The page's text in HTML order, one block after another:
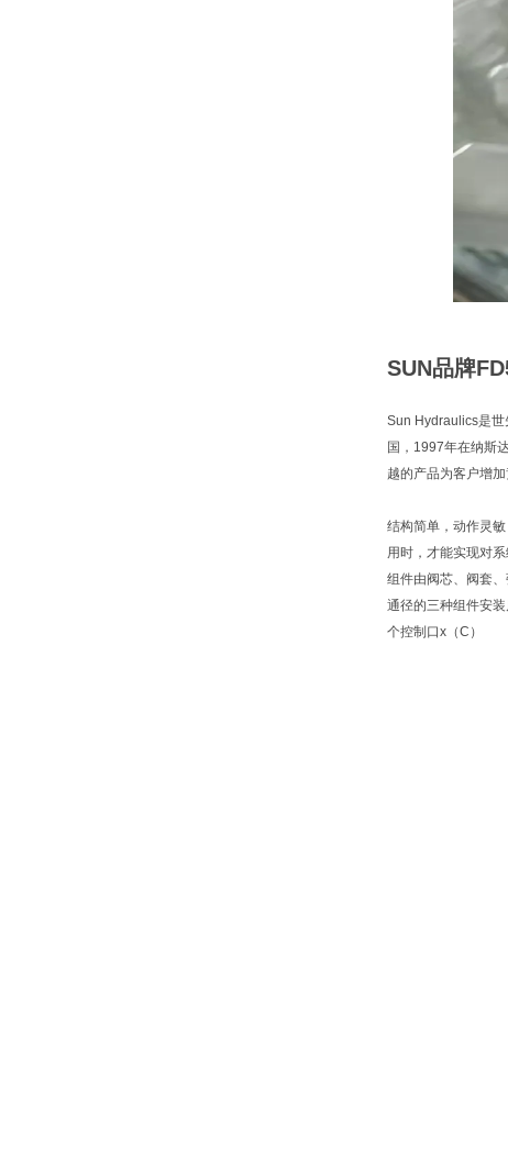
SUN品牌
Sun Hydraulics是世
国，1997年在纳斯
越的产品为客户增
结构简单，动作灵
用时，才能实现对
组件由阀芯、阀套
通径的三种组件安
个控制口x（C）